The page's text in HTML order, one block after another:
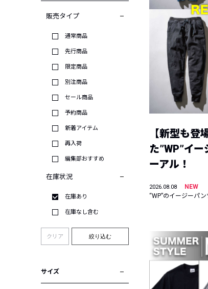
販売タイプ
通常商品
先行商品
限定商品
別注商品
セール商品
予約商品
新着アイテム
再入荷
編集部おすすめ
在庫状況
在庫あり
在庫なし含む
クリア 絞り込む
サイズ
【新型も登
た”WP”イ
ーアル！
2026.08.08
NEW
“WP”のイージーパ